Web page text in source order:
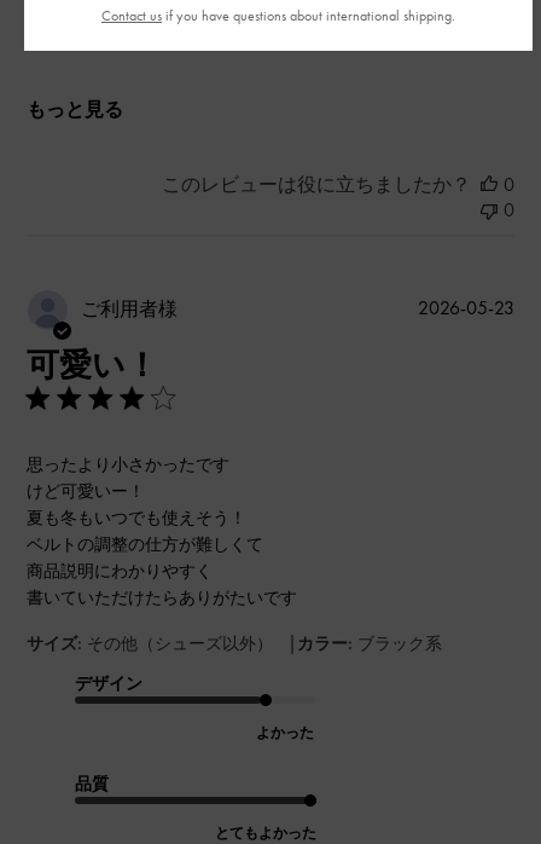
もっと見る
このレビューは役に立ちましたか？
0
0
ご利用者様
可愛い！
思ったより小さかったです
けど可愛いー！
夏も冬もいつでも使えそう！
ベルトの調整の仕方が難しくて
商品説明にわかりやすく
書いていただけたらありがたいです
サイズ: その他（シューズ以外） | カラー: ブラック系
デザイン
よかった
品質
とてもよかった
公
2026-05-23
Contact usif you have questions about international shipping.